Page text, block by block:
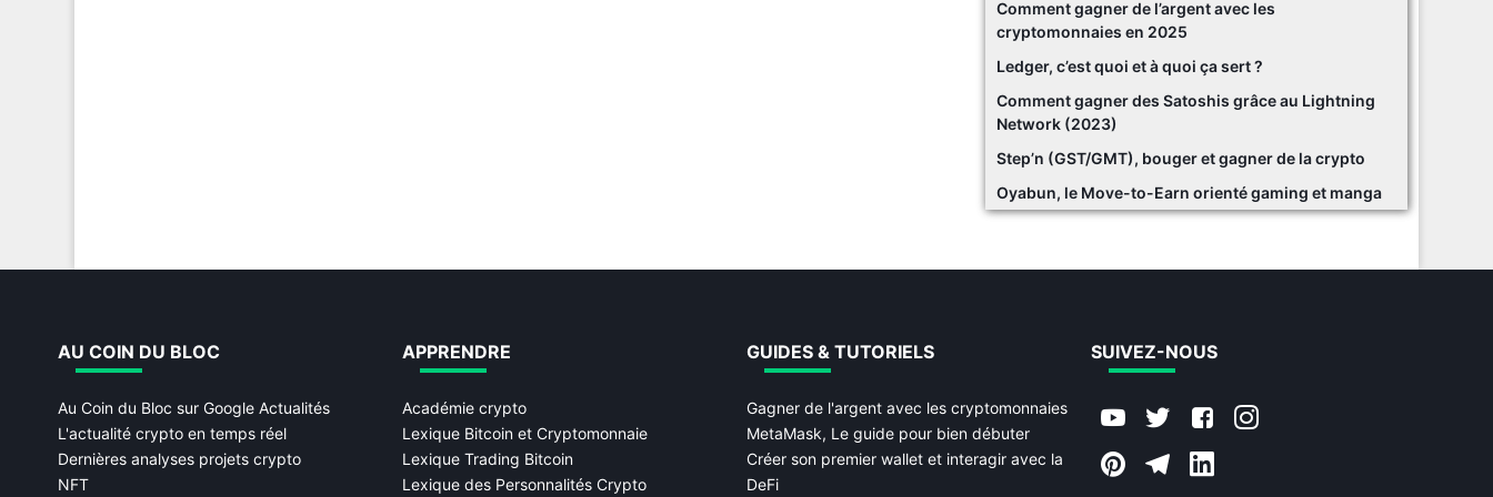
Comment gagner de l’argent avec les
cryptomonnaies en 2025
Ledger, c’est quoi et à quoi ça sert ?
Comment gagner des Satoshis grâce au Lightning
Network (2023)
Step’n (GST/GMT), bouger et gagner de la crypto
Oyabun, le Move-to-Earn orienté gaming et manga
AU COIN DU BLOC
Au Coin du Bloc sur Google Actualités
L'actualité crypto en temps réel
Dernières analyses projets crypto
NFT
APPRENDRE
Académie crypto
Lexique Bitcoin et Cryptomonnaie
Lexique Trading Bitcoin
Lexique des Personnalités Crypto
GUIDES & TUTORIELS
Gagner de l'argent avec les cryptomonnaies
MetaMask, Le guide pour bien débuter
Créer son premier wallet et interagir avec la
DeFi
SUIVEZ-NOUS